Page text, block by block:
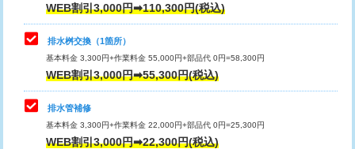
マス交換（深さ50㎝以上）
コンクリート斫り（厚さ10㎝まで）
コンクリート斫り（厚さ10㎝超え）
モルタル補修（厚さ10㎝まで）
モルタル補修（厚さ10㎝超え）
交換・取付（タンク）
交換・取付(単水栓（壁付・デッキ
式）)
交換・取付(混合水栓（壁付・デッキ
式・ワンホール）)
16,500円+材料費
交換・取付(排水栓・排水トラップ
WEB割引3,000円➡110,300円(税込)
排水桝交換（1箇所）
基本料金 3,300円+作業料金 55,000円+部品代 0円=58,300円
WEB割引3,000円➡55,300円(税込)
排水管補修
基本料金 3,300円+作業料金 22,000円+部品代 0円=25,300円
WEB割引3,000円➡22,300円(税込)